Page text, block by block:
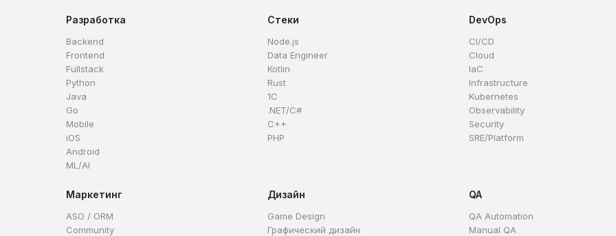
Разработка
Backend
Frontend
Fullstack
Python
Java
Go
Mobile
iOS
Android
ML/AI
Стеки
Node.js
Data Engineer
Kotlin
Rust
1C
.NET/C#
C++
PHP
DevOps
CI/CD
Cloud
IaC
Infrastructure
Kubernetes
Observability
Security
SRE/Platform
Маркетинг
ASO / ORM
Community
Дизайн
Game Design
Графический дизайн
QA
QA Automation
Manual QA